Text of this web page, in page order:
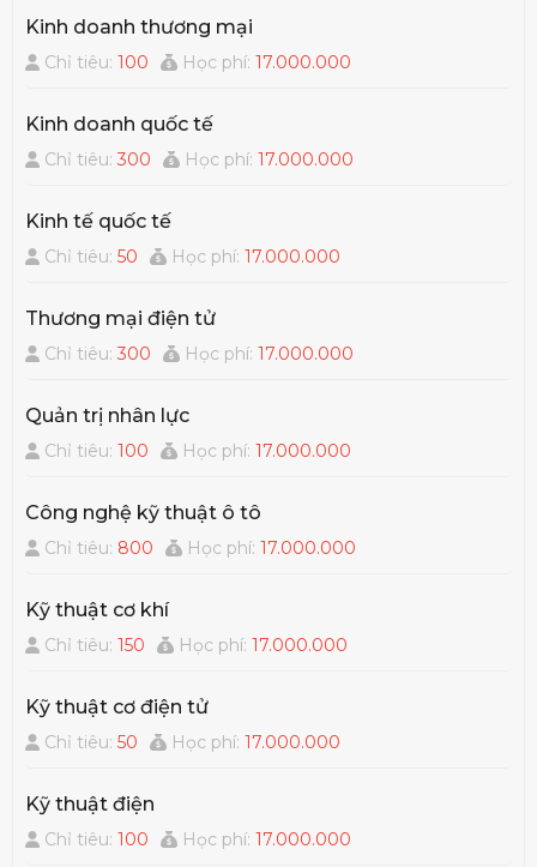
Kinh doanh thương mại
Chỉ tiêu:100 Học phí:17.000.000
Kinh doanh quốc tế
Chỉ tiêu:300 Học phí:17.000.000
Kinh tế quốc tế
Chỉ tiêu:50 Học phí:17.000.000
Thương mại điện tử
Chỉ tiêu:300 Học phí:17.000.000
Quản trị nhân lực
Chỉ tiêu:100 Học phí:17.000.000
Công nghệ kỹ thuật ô tô
Chỉ tiêu: 800 Học phí:17.000.000
Kỹ thuật cơ khí
Chỉ tiêu:150 Học phí:17.000.000
Kỹ thuật cơ điện tử
Chỉ tiêu:50 Học phí:17.000.000
Kỹ thuật điện
Chỉ tiêu:100 Học phí:17.000.000